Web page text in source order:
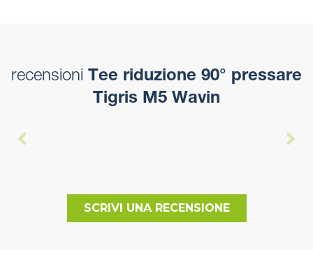
recensioni Tee riduzione 90° pressare
Tigris M5 Wavin
SCRIVI UNA RECENSIONE